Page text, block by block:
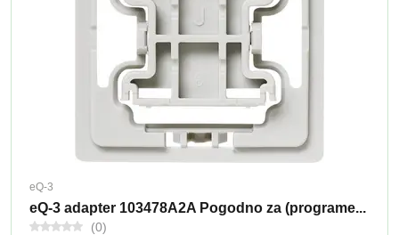
eQ-3
eQ-3 adapter 103478A2A Pogodno za (programe...
(0)